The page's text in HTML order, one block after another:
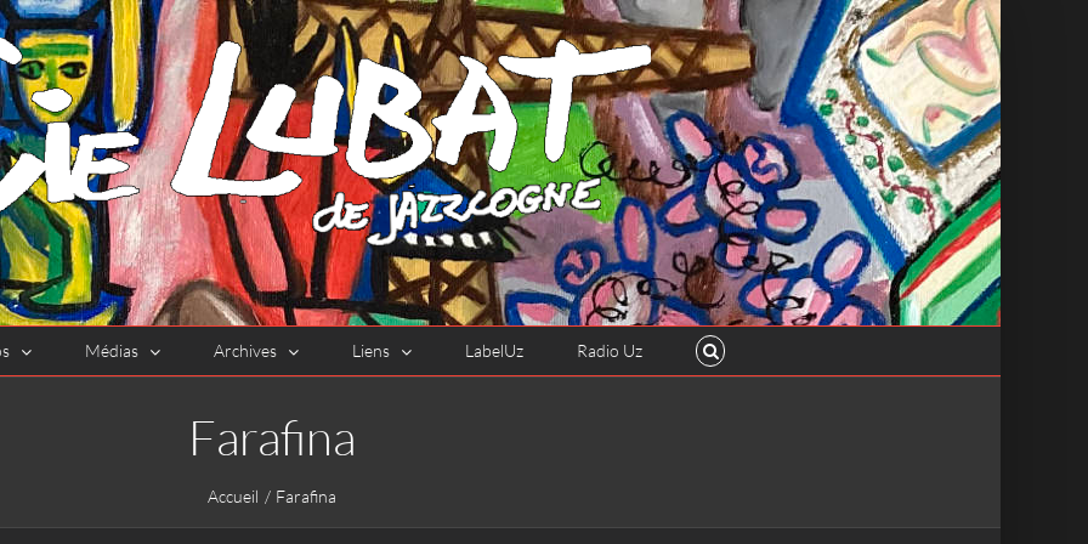
Médias Archives Liens LabelUz Radio Uz
Farafina
Accueil Farafina